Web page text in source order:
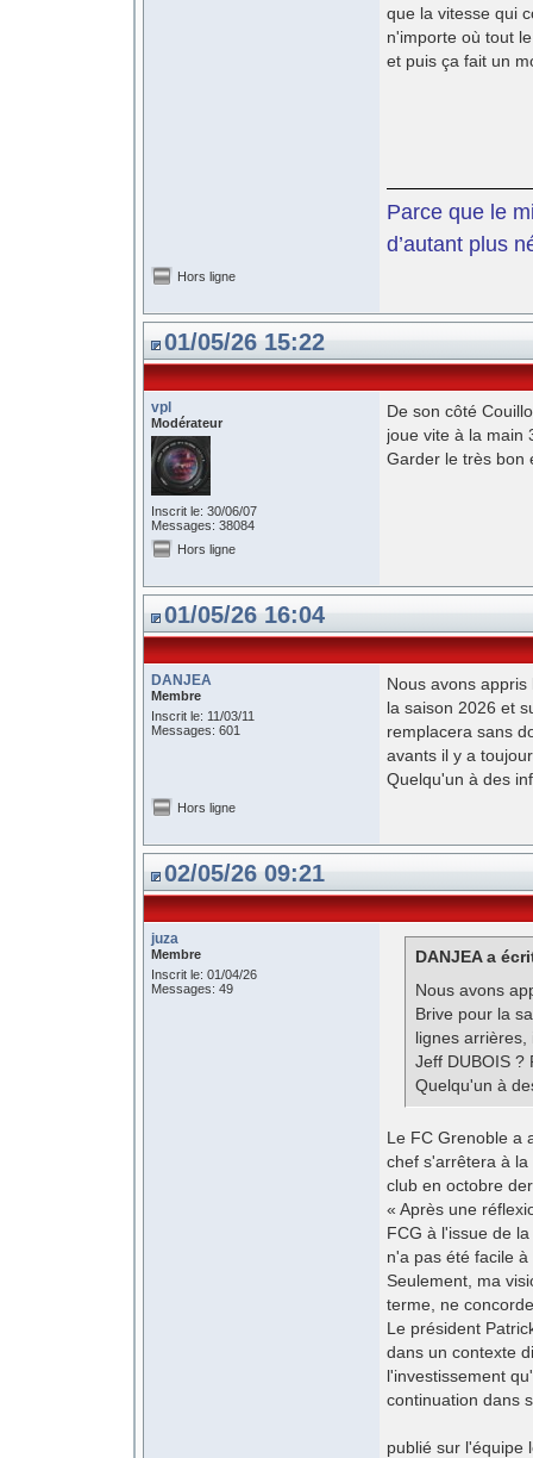
que la vitesse qui
n'importe où tout
et puis ça fait un
Parce que le
d’autant plus
Hors ligne
01/05/26 15:22
vpl
Modérateur
Inscrit le: 30/06/07
Messages: 38084
De son côté
joue vite à la main
Garder le très bon
Hors ligne
01/05/26 16:04
DANJEA
Membre
Inscrit le: 11/03/11
Messages: 601
Nous avons
la saison 2026 et
remplacera sans
avants il y a
Quelqu'un à des
Hors ligne
02/05/26 09:21
juza
Membre
Inscrit le: 01/04/26
Messages: 49
DANJEA a
Nous avons
Brive pour la
lignes arrières,
Jeff DUBOIS ?
Quelqu'un à
Le FC Grenoble a
chef s'arrêtera à
club en octobre
« Après une
FCG à l'issue de
n'a pas été facile
Seulement, ma
terme, ne
Le président
dans un contexte
l'investissement
continuation dans
publié sur l'équipe